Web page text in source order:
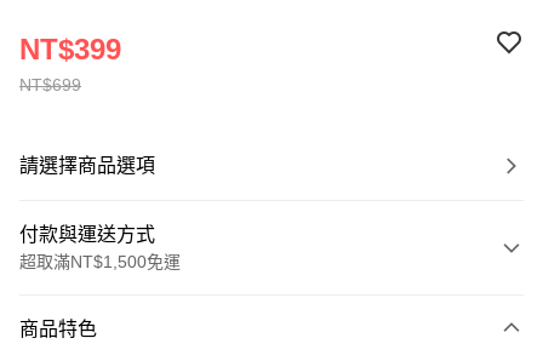
NT$699
NT$399
請選擇商品選項
付款與運送方式
超取滿NT$1,500免運
信用卡一次付款
商品特色